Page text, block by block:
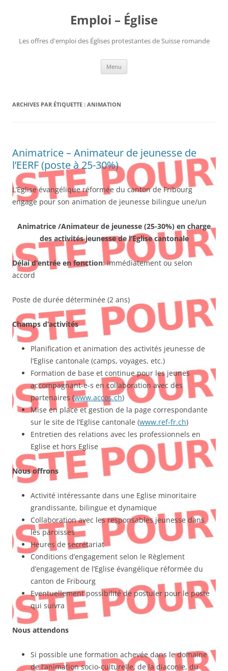
Emploi – Église
Les offres d'emploi des Églises protestantes de Suisse romande
Menu
ARCHIVES PAR ÉTIQUETTE : ANIMATION
Animatrice – Animateur de jeunesse de
l’EERF (poste à 25-30%)
L’Eglise évangélique réformée du canton de Fribourg
engage pour son animation de jeunesse bilingue une/un
Animatrice /Animateur de jeunesse (25-30%) en charge
des activités jeunesse de l’Eglise cantonale
Délai d’entrée en fonction: immédiatement ou selon
accord
Poste de durée déterminée (2 ans)
Champs d’activités
Planification et animation des activités jeunesse de
l’Eglise cantonale (camps, voyages, etc.)
Formation de base et continue pour les jeunes
accompagnant-e-s en collaboration avec des
partenaires (www.accos.ch)
Mise en place et gestion de la page correspondante
sur le site de l’Eglise cantonale (www.ref-fr.ch)
Entretien des relations avec les professionnels en
Eglise et hors Eglise
Nous offrons
Activité intéressante dans une Eglise minoritaire
grandissante, bilingue et dynamique
Collaboration avec les responsables jeunesse dans
les paroisses
Heures de secrétariat
Conditions d’engagement selon le Règlement
d’engagement de l’Eglise évangélique réformée du
canton de Fribourg
Eventuellement possibilité de postuler pour le poste
qui suivra
Nous attendons
Si possible une formation achevée dans le domaine
de l‘animation socio-culturelle, de la diaconie, du